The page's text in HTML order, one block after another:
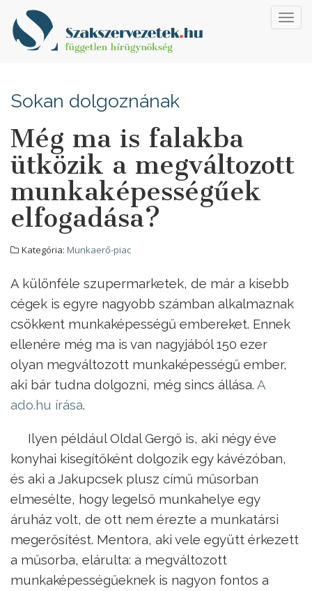
Sokan dolgoznának
Még ma is falakba
ütközik a megváltozott
munkaképességűek
elfogadása?
Kategória: Munkaerő-piac
A különféle szupermarketek, de már a kisebb
cégek is egyre nagyobb számban alkalmaznak
csökkent munkaképességű embereket. Ennek
ellenére még ma is van nagyjából 150 ezer
olyan megváltozott munkaképességű ember,
aki bár tudna dolgozni, még sincs állása. A
ado.hu írása.
Ilyen például Oldal Gergő is, aki négy éve
konyhai kisegítőként dolgozik egy kávézóban,
és aki a Jakupcsek plusz című műsorban
elmesélte, hogy legelső munkahelye egy
áruház volt, de ott nem érezte a munkatársi
megerősítést. Mentora, aki vele együtt érkezett
a műsorba, elárulta: a megváltozott
munkaképességűeknek is nagyon fontos a